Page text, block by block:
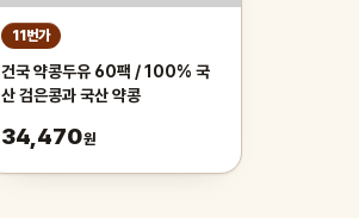
11번가
건국 약콩두유 60팩 / 100% 국
산 검은콩과 국산 약콩
34,470원